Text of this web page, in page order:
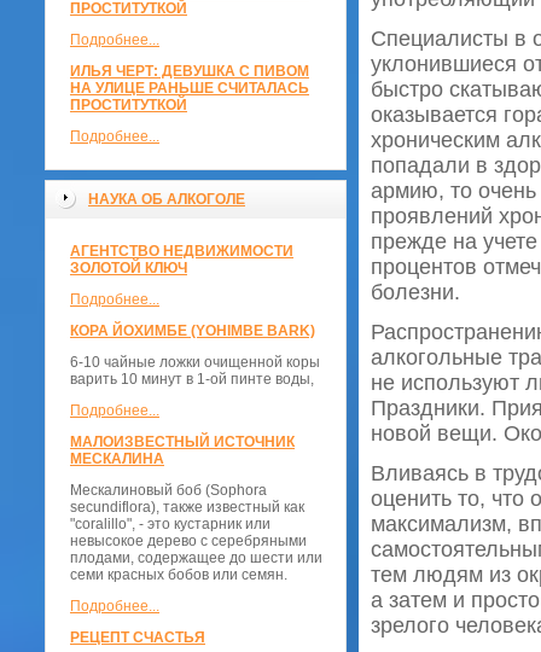
ПРОСТИТУТКОЙ
Подробнее...
ИЛЬЯ ЧЕРТ: ДЕВУШКА С ПИВОМ
НА УЛИЦЕ РАНЬШЕ СЧИТАЛАСЬ
ПРОСТИТУТКОЙ
Подробнее...
НАУКА ОБ АЛКОГОЛЕ
АГЕНТСТВО НЕДВИЖИМОСТИ
ЗОЛОТОЙ КЛЮЧ
Подробнее...
КОРА ЙОХИМБЕ (YOHIMBE BARK)
6-10 чайные ложки очищенной коры
варить 10 минут в 1-ой пинте воды,
Подробнее...
МАЛОИЗВЕСТНЫЙ ИСТОЧНИК
МЕСКАЛИНА
Мескалиновый боб (Sophora
secundiflora), также известный как
"coralillo", - это кустарник или
невысокое дерево с серебряными
плодами, содержащее до шести или
семи красных бобов или семян.
Подробнее...
РЕЦЕПТ СЧАСТЬЯ
Специалисты в
уклонившиеся
быстро
оказывается
хроническим
попадали в
армию, то очень
проявлений
прежде на
процентов
болезни.
алкогольные
не используют
Праздники.
новой вещи.
Вливаясь в
оценить то, что
максимализм,
тем людям из
а затем и
зрелого